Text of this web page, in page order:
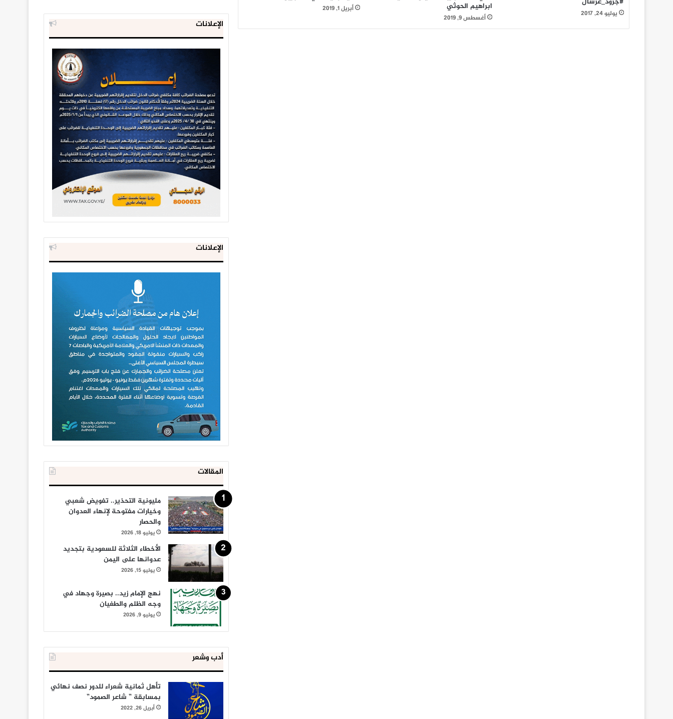
يوليو 24, 2017
ابراهيم الحوثي
أغسطس 9, 2019
أبريل 1, 2019
الإعلانات
الإعلانات
المقالات
مليونية التحذير.. تفويض شعبي
وخيارات مفتوحة لإنهاء العدوان
والحصار
يوليو 18, 2026
الأخطاء الثلاثة للسعودية بتجديد
عدوانها على اليمن
يوليو 15, 2026
نهج الإمام زيد.. بصيرة وجهاد في
وجه الظلم والطغيان
يوليو 9, 2026
أدب وشعر
تأهل ثمانية شعراء للدور نصف نهائي
بمسابقة ” شاعر الصمود”
أبريل 26, 2022